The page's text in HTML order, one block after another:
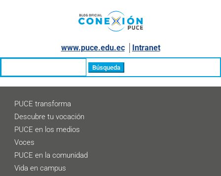
www.puce.edu.ec│ Intranet
PUCE transforma
Descubre tu vocación
PUCE en los medios
Voces
PUCE en la comunidad
Vida en campus